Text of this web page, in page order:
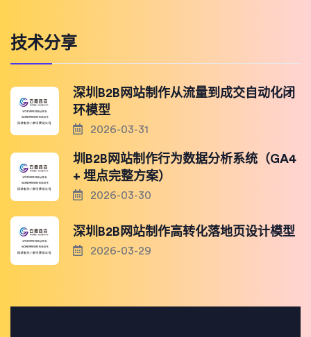
技术分享
深圳B2B网站制作从流量到成交自动化闭
环模型
2026-03-31
圳B2B网站制作行为数据分析系统（GA4
+ 埋点完整方案）
2026-03-30
深圳B2B网站制作高转化落地页设计模型
2026-03-29